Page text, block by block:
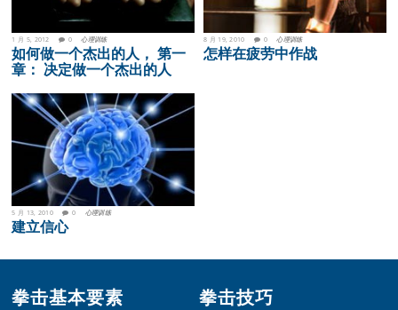
1 月 5, 2012 心理训练
0
如何做一个杰出的人， 第一
章： 决定做一个杰出的人
8 月 19, 2010 心理训练
0
怎样在疲劳中作战
5 月 13, 2010 心理训练
0
建立信心
Footer
拳击基本要素 拳击技巧